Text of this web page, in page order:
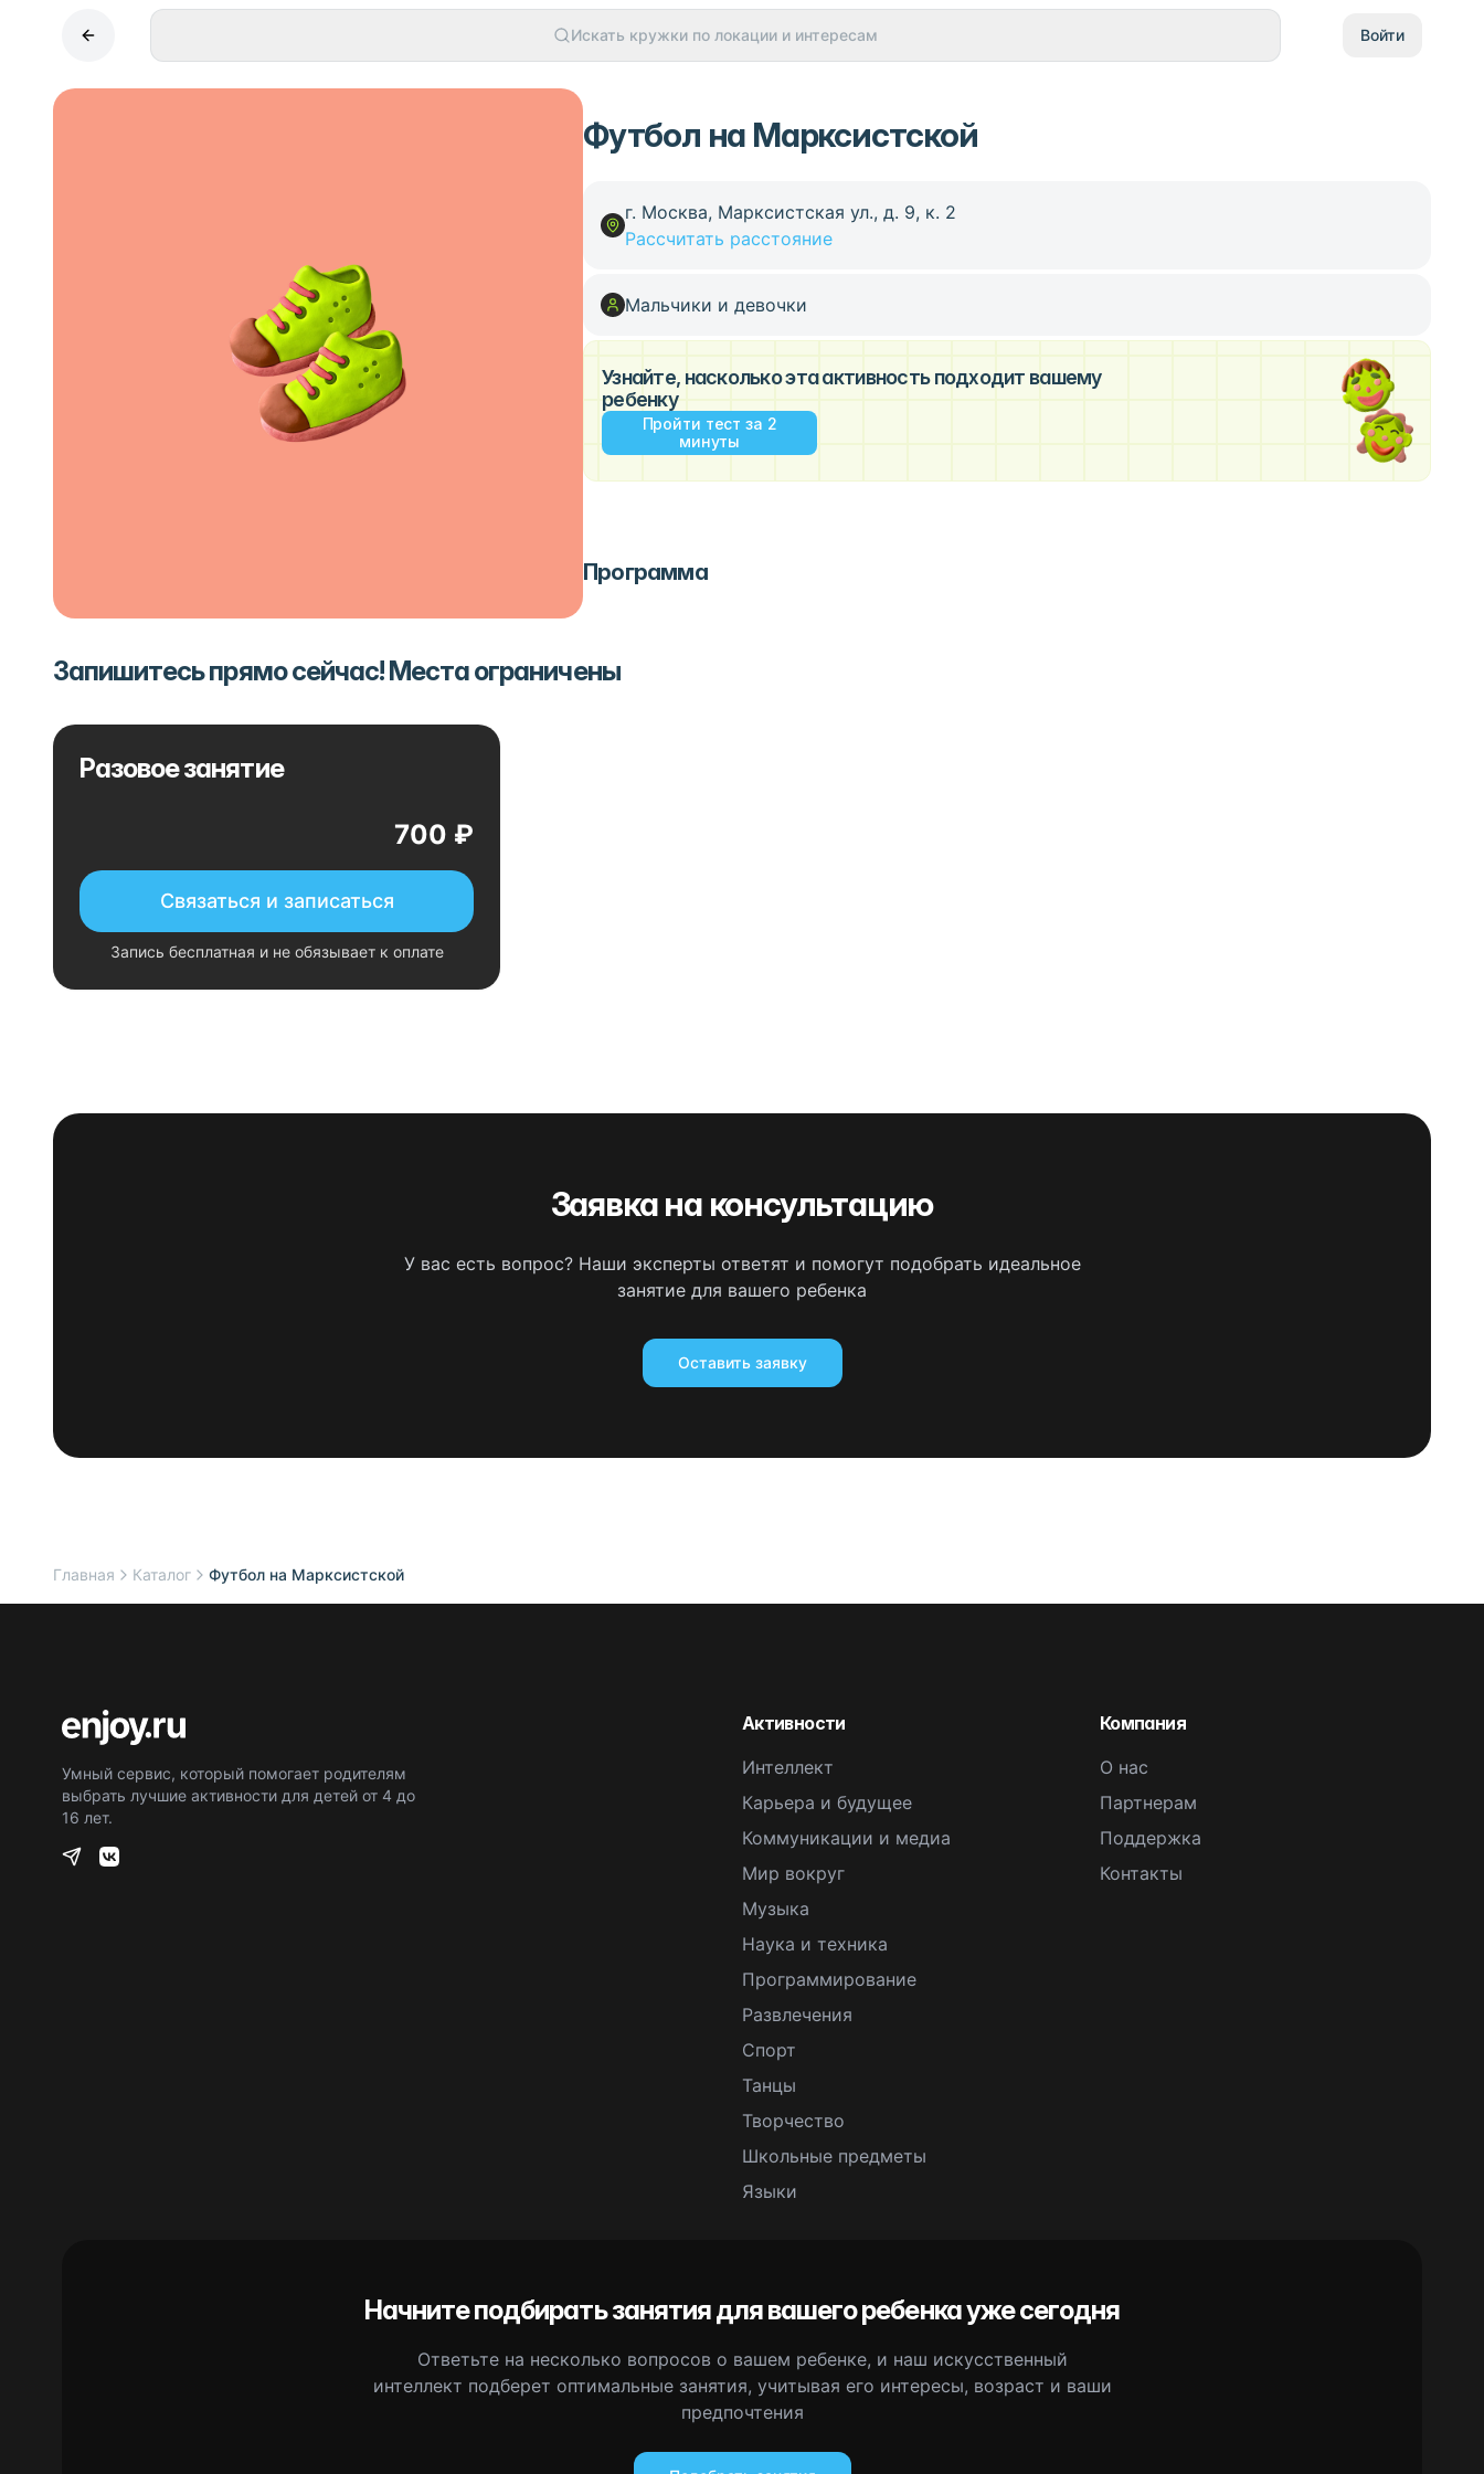
Искать кружки по локации и интересам Войти
Футбол на Марксистской
г. Москва, Марксистская ул., д. 9, к. 2
Рассчитать расстояние
Мальчики и девочки
Узнайте, насколько эта активность подходит вашему
ребенку
Пройти тест за 2
минуты
Программа
Запишитесь прямо сейчас! Места ограничены
Разовое занятие
700 ₽
Связаться и записаться
Запись бесплатная и не обязывает к оплате
Заявка на консультацию
У вас есть вопрос? Наши эксперты ответят и помогут подобрать идеальное
занятие для вашего ребенка
Оставить заявку
Главная Каталог Футбол на Марксистской
Умный сервис, который помогает родителям
выбрать лучшие активности для детей от 4 до
16 лет.
Активности
Интеллект
Карьера и будущее
Коммуникации и медиа
Мир вокруг
Музыка
Наука и техника
Программирование
Развлечения
Спорт
Танцы
Творчество
Школьные предметы
Языки
Компания
О нас
Партнерам
Поддержка
Контакты
Начните подбирать занятия для вашего ребенка уже сегодня
Ответьте на несколько вопросов о вашем ребенке, и наш искусственный
интеллект подберет оптимальные занятия, учитывая его интересы, возраст и ваши
предпочтения